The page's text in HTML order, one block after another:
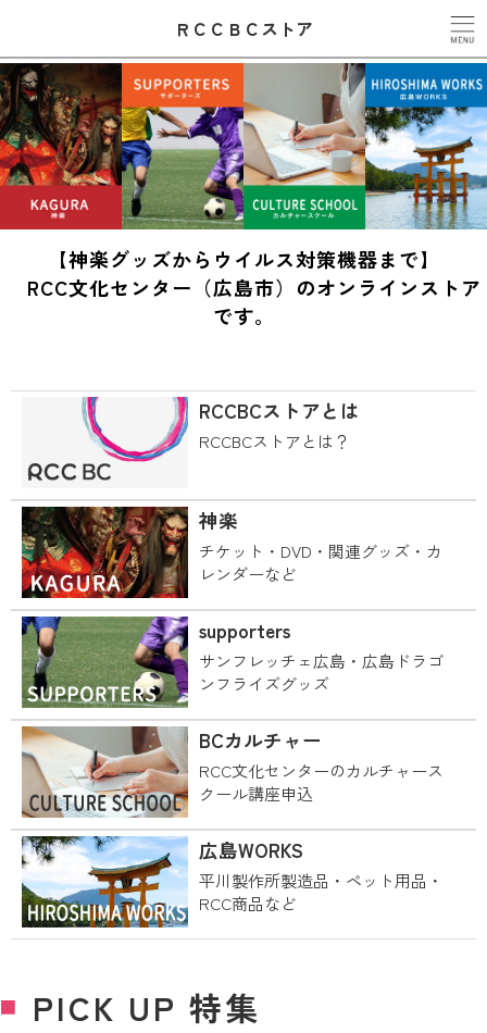
ＲＣＣＢＣストア
→
←
【神楽グッズからウイルス対策機器まで】
RCC文化センター（広島市）のオンラインストア
です。
RCCBCストアとは
RCCBCストアとは？
神楽
チケット・DVD・関連グッズ・カ
レンダーなど
supporters
サンフレッチェ広島・広島ドラゴ
ンフライズグッズ
BCカルチャー
RCC文化センターのカルチャース
クール講座申込
広島WORKS
平川製作所製造品・ペット用品・
RCC商品など
■ PICK UP 特集